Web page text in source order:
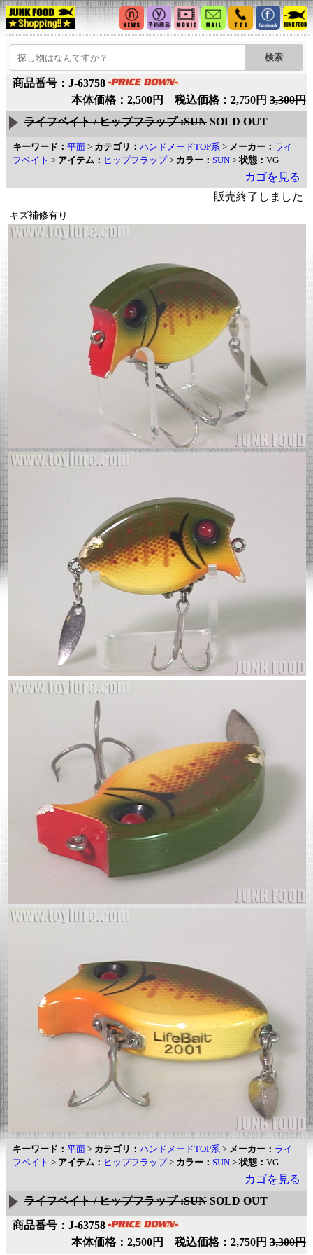
商品番号：J-63758
本体価格：2,500円 税込価格：2,750円 3,300円
ライフベイト / ヒップフラップ :SUN SOLD OUT
キーワード： 平面 > カテゴリ： ハンドメードTOP系 > メーカー： ライ
フベイト > アイテム： ヒップフラップ> カラー： SUN >状態： VG
カゴを見る
販売終了しました
キズ補修有り
キーワード： 平面 > カテゴリ： ハンドメードTOP系 > メーカー： ライ
フベイト > アイテム： ヒップフラップ> カラー： SUN >状態： VG
カゴを見る
ライフベイト / ヒップフラップ :SUN SOLD OUT
商品番号：J-63758
本体価格：2,500円 税込価格：2,750円 3,300円